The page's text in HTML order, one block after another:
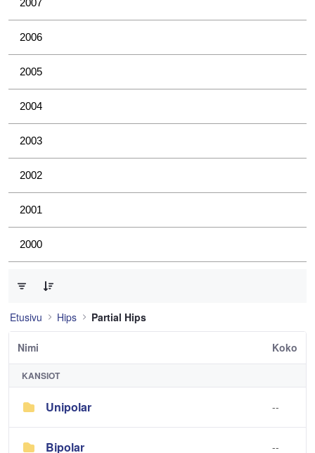
2007
2006
2005
2004
2003
2002
2001
2000
Etusivu Hips Partial Hips
Nimi Koko
KANSIOT
Unipolar --
Bipolar --